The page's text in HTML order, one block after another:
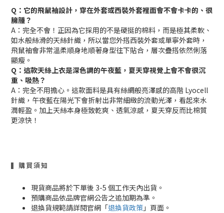
Q： 它的飛鼠袖設計，穿在外套或西裝外套裡面會不會卡卡的、很
臃腫？
A：完全不會！正因為它採用的不是硬挺的棉料，而是極其柔軟、
如水般絲滑的天絲針織，所以當您外搭西裝外套或單寧外套時，
飛鼠袖會非常溫柔順身地順著身型往下貼合，層次疊搭依然俐落
顯瘦。
Q：這款天絲上衣是深色調的午夜藍，夏天穿視覺上會不會很沉
重、吸熱？
A：完全不用擔心。這款面料是具有絲綢般亮澤感的高階 Lyocell
針織，午夜藍在陽光下會折射出非常細緻的流動光澤，看起來水
潤輕盈。加上天絲本身極致乾爽、透氣涼感，夏天穿反而比棉質
更涼快！
▍購買須知
現貨商品將於下單後 3-5 個工作天內出貨。
預購商品依品牌官網公告之追加期為準。
退換貨規範請詳閱官網「退換貨政策 」頁面。